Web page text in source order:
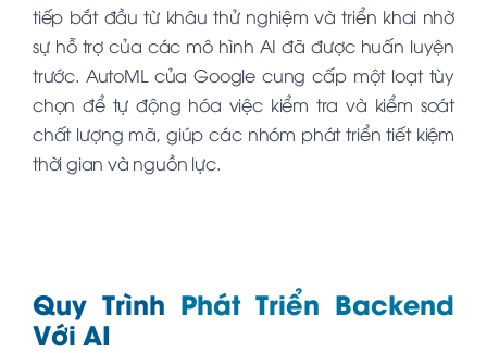
tiếp bắt đầu từ khâu thử nghiệm và triển khai nhờ
sự hỗ trợ của các mô hình AI đã được huấn luyện
trước. AutoML của Google cung cấp một loạt tùy
chọn để tự động hóa việc kiểm tra và kiểm soát
chất lượng mã, giúp các nhóm phát triển tiết kiệm
thời gian và nguồn lực.
Quy Trình Phát Triển Backend
Với AI